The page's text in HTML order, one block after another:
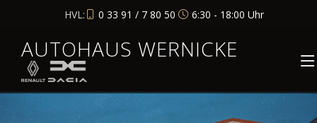
HVL: 0 33 91 / 7 80 50 6:30 - 18:00 Uhr
AUTOHAUS WERNICKE